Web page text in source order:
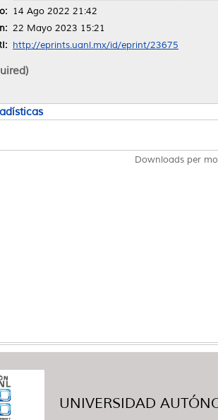
14 Ago 2022 21:42
22 Mayo 2023 15:21
http://eprints.uanl.mx/id/eprint/23675
Downloads per
UNIVERSIDAD